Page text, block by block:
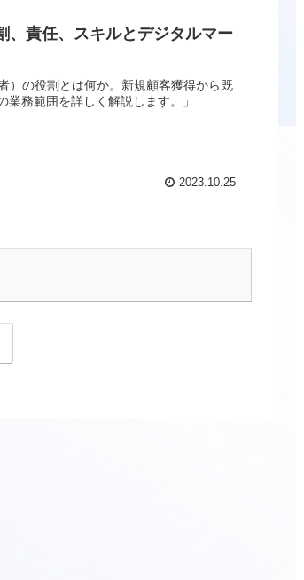
、責任、スキルとデジタルマー
）の役割とは何か。新規顧客獲得から既
業務範囲を詳しく解説します。」
2023.10.25